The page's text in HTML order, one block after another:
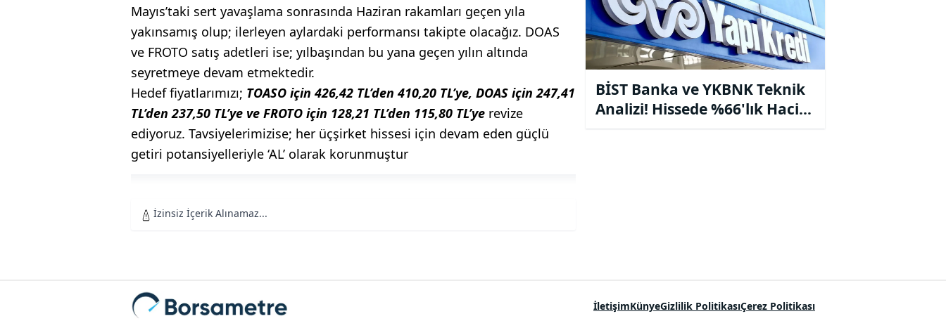
Mayıs’taki sert yavaşlama sonrasında Haziran rakamları geçen yıla
yakınsamış olup; ilerleyen aylardaki performansı takipte olacağız. DOAS
ve FROTO satış adetleri ise; yılbaşından bu yana geçen yılın altında
seyretmeye devam etmektedir.
Hedef fiyatlarımızı; TOASO için 426,42 TL’den 410,20 TL’ye, DOAS için 247,41
TL’den 237,50 TL’ye ve FROTO için 128,21 TL’den 115,80 TL’ye revize
ediyoruz. Tavsiyelerimizise; her üçşirket hissesi için devam eden güçlü
getiri potansiyelleriyle ‘AL’ olarak korunmuştur
İzinsiz İçerik Alınamaz...
BİST Banka ve YKBNK Teknik
Analizi! Hissede %66'lık Hacim
Artışı
İletişimKünyeGizlilik PolitikasıÇerez Politikası